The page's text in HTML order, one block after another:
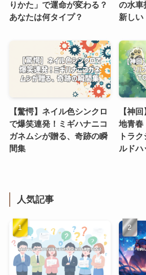
りかた」で運命が変わる？
あなたは何タイプ？
の水車
新しい
【驚愕】ネイル色シンクロ
で爆笑連発！ミギハナニコ
ガネムシが贈る、奇跡の瞬
間集
【神
地青春
トラ
ルドハ
人気記事